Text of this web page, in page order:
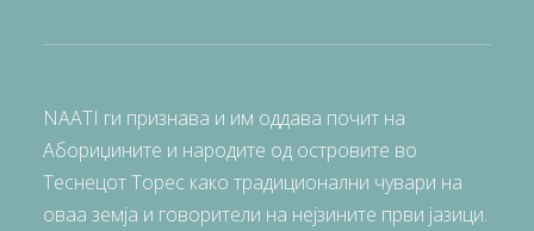
NAATI ги признава и им оддава почит на
Абориџините и народите од островите во
Теснецот Торес како традиционални чувари на
оваа земја и говорители на нејзините први јазици.